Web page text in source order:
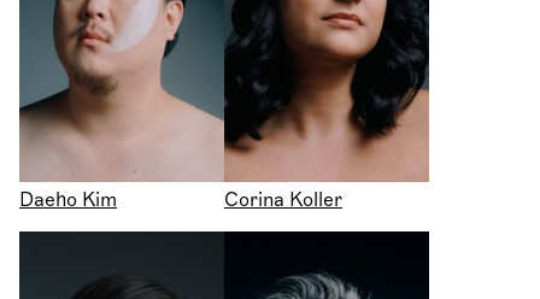
Daeho Kim Corina Koller